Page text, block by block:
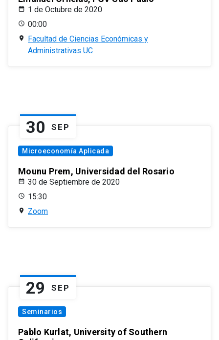
1 de Octubre de 2020
00:00
Facultad de Ciencias Económicas y
Administrativas UC
30 SEP
Microeconomía Aplicada
Mounu Prem, Universidad del Rosario
30 de Septiembre de 2020
15:30
Zoom
29 SEP
Seminarios
Pablo Kurlat, University of Southern